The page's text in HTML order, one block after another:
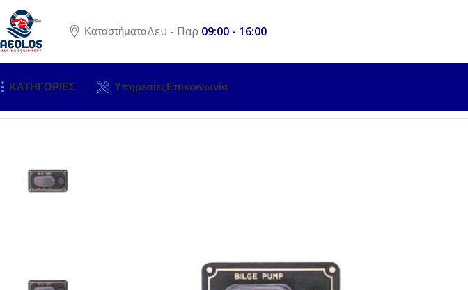
ΚαταστήματαΔευ - Παρ 09:00 - 16:00
ΚΑΤΗΓΟΡΙΕΣ ΥπηρεσίεςΕπικοινωνία